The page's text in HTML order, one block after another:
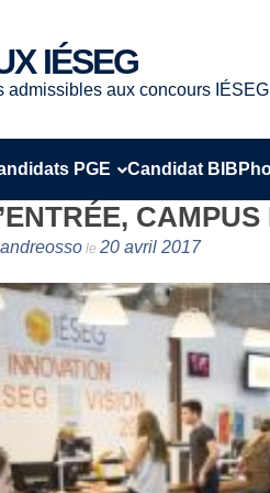
IÉSEG
admissibles aux concours IÉSEG
PGE Candidat BIB
le 20 avril 2017